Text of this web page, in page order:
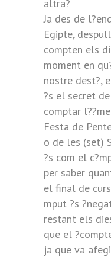
altra?
Ja des de
Egipte,
compten els
moment en
nostre dest?,
?s el secret
comptar
Festa de
o de les (set)
?s com el
per saber
el final de
mput ?s
restant els
que el
ja que va